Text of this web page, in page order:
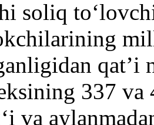
soliq
qat’i
337
va